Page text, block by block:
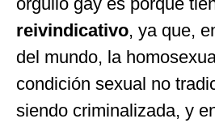
reivindicativo, ya que,
del mundo, la
condición sexual no
siendo criminalizada, y